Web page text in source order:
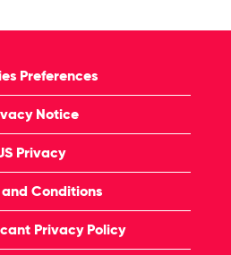
Preferences
Notice
Privacy
and Conditions
Privacy Policy